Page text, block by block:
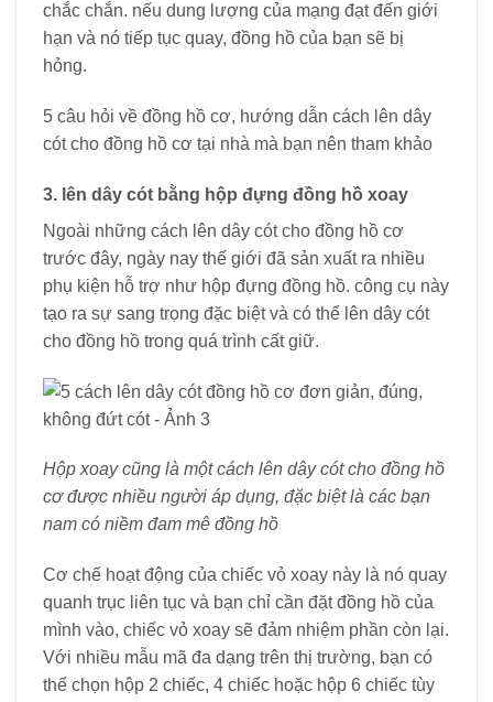
chắc chắn. nếu dung lượng của mạng đạt đến giới
hạn và nó tiếp tục quay, đồng hồ của bạn sẽ bị
hỏng.
5 câu hỏi về đồng hồ cơ, hướng dẫn cách lên dây
cót cho đồng hồ cơ tại nhà mà bạn nên tham khảo
3. lên dây cót bằng hộp đựng đồng hồ xoay
Ngoài những cách lên dây cót cho đồng hồ cơ
trước đây, ngày nay thế giới đã sản xuất ra nhiều
phụ kiện hỗ trợ như hộp đựng đồng hồ. công cụ này
tạo ra sự sang trọng đặc biệt và có thể lên dây cót
cho đồng hồ trong quá trình cất giữ.
Hộp xoay cũng là một cách lên dây cót cho đồng hồ
cơ được nhiều người áp dụng, đặc biệt là các bạn
nam có niềm đam mê đồng hồ
Cơ chế hoạt động của chiếc vỏ xoay này là nó quay
quanh trục liên tục và bạn chỉ cần đặt đồng hồ của
mình vào, chiếc vỏ xoay sẽ đảm nhiệm phần còn lại.
Với nhiều mẫu mã đa dạng trên thị trường, bạn có
thể chọn hộp 2 chiếc, 4 chiếc hoặc hộp 6 chiếc tùy